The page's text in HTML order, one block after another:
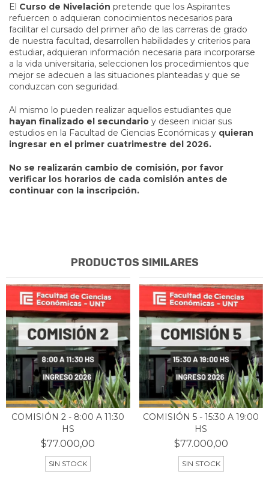
El Curso de Nivelación pretende que los Aspirantes
refuercen o adquieran conocimientos necesarios para
facilitar el cursado del primer año de las carreras de grado
de nuestra facultad, desarrollen habilidades y criterios para
estudiar, adquieran información necesaria para incorporarse
a la vida universitaria, seleccionen los procedimientos que
mejor se adecuen a las situaciones planteadas y que se
conduzcan con seguridad.
Al mismo lo pueden realizar aquellos estudiantes que
hayan finalizado el secundario y deseen iniciar sus
estudios en la Facultad de Ciencias Económicas y quieran
ingresar en el primer cuatrimestre del 2026.
No se realizarán cambio de comisión, por favor
verificar los horarios de cada comisión antes de
continuar con la inscripción.
PRODUCTOS SIMILARES
COMISIÓN 2 - 8:00 A 11:30
HS
$77.000,00
SIN STOCK
COMISIÓN 5 - 15:30 A 19:00
HS
$77.000,00
SIN STOCK